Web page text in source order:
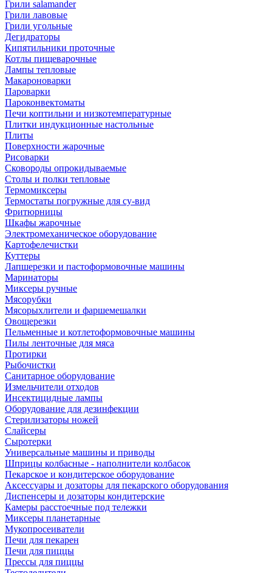
Грили salamander
Грили лавовые
Грили угольные
Дегидраторы
Кипятильники проточные
Котлы пищеварочные
Лампы тепловые
Макароноварки
Пароварки
Пароконвектоматы
Печи коптильни и низкотемпературные
Плитки индукционные настольные
Плиты
Поверхности жарочные
Рисоварки
Сковороды опрокидываемые
Столы и полки тепловые
Термомиксеры
Термостаты погружные для су-вид
Фритюрницы
Шкафы жарочные
Электромеханическое оборудование
Картофелечистки
Куттеры
Лапшерезки и пастоформовочные машины
Маринаторы
Миксеры ручные
Мясорубки
Мясорыхлители и фаршемешалки
Овощерезки
Пельменные и котлетоформовочные машины
Пилы ленточные для мяса
Протирки
Рыбочистки
Санитарное оборудование
Измельчители отходов
Инсектицидные лампы
Оборудование для дезинфекции
Стерилизаторы ножей
Слайсеры
Сыротерки
Универсальные машины и приводы
Шприцы колбасные - наполнители колбасок
Пекарское и кондитерское оборудование
Аксессуары и дозаторы для пекарского оборудования
Диспенсеры и дозаторы кондитерские
Камеры расстоечные под тележки
Миксеры планетарные
Мукопросеиватели
Печи для пекарен
Печи для пиццы
Прессы для пиццы